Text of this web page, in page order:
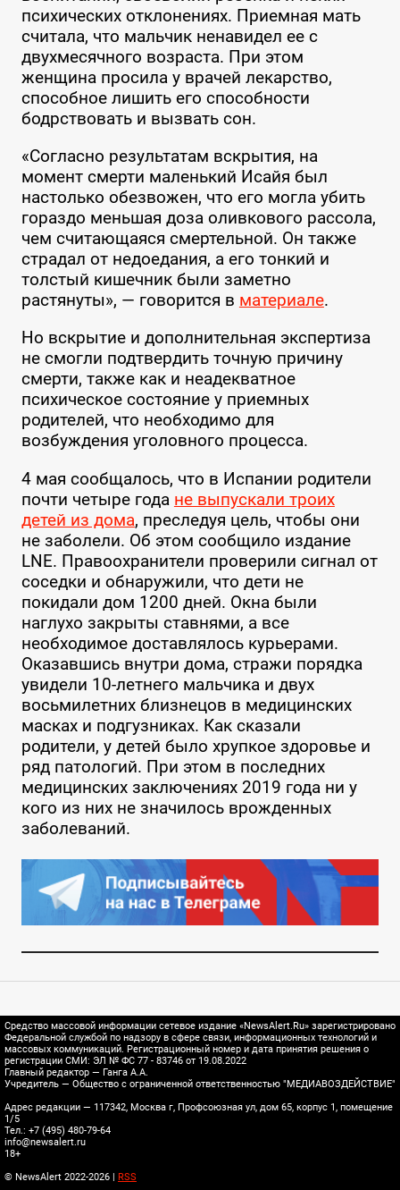
психических отклонениях. Приемная мать
считала, что мальчик ненавидел ее с
двухмесячного возраста. При этом
женщина просила у врачей лекарство,
способное лишить его способности
бодрствовать и вызвать сон.
«Согласно результатам вскрытия, на
момент смерти маленький Исайя был
настолько обезвожен, что его могла убить
гораздо меньшая доза оливкового рассола,
чем считающаяся смертельной. Он также
страдал от недоедания, а его тонкий и
толстый кишечник были заметно
растянуты», — говорится в материале.
Но вскрытие и дополнительная экспертиза
не смогли подтвердить точную причину
смерти, также как и неадекватное
психическое состояние у приемных
родителей, что необходимо для
возбуждения уголовного процесса.
4 мая сообщалось, что в Испании родители
почти четыре года не выпускали троих
детей из дома, преследуя цель, чтобы они
не заболели. Об этом сообщило издание
LNE. Правоохранители проверили сигнал от
соседки и обнаружили, что дети не
покидали дом 1200 дней. Окна были
наглухо закрыты ставнями, а все
необходимое доставлялось курьерами.
Оказавшись внутри дома, стражи порядка
увидели 10-летнего мальчика и двух
восьмилетних близнецов в медицинских
масках и подгузниках. Как сказали
родители, у детей было хрупкое здоровье и
ряд патологий. При этом в последних
медицинских заключениях 2019 года ни у
кого из них не значилось врожденных
заболеваний.
Средство массовой информации сетевое издание «NewsAlert.Ru» зарегистрировано
Федеральной службой по надзору в сфере связи, информационных технологий и
массовых коммуникаций. Регистрационный номер и дата принятия решения о
регистрации СМИ: ЭЛ № ФС 77 - 83746 от 19.08.2022
Главный редактор — Ганга А.А.
Учредитель — Общество с ограниченной ответственностью "МЕДИАВОЗДЕЙСТВИЕ"
Адрес редакции — 117342, Москва г, Профсоюзная ул, дом 65, корпус 1, помещение
1/5
Тел.: +7 (495) 480-79-64
info@newsalert.ru
18+
© NewsAlert 2022-2026 |
RSS